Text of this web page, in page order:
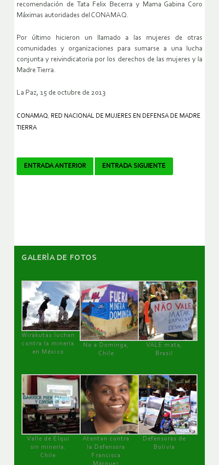
recomendación de Tata Felix Becerra y Mama Gabina Coro
Máximas autoridades del CONAMAQ.
Por último hicieron un llamado a las mujeres de otras
comunidades y organizaciones para sumarse a una lucha
conjunta y reivindicatoria por los derechos de las mujeres y la
Madre Tierra.
La Paz, 15 de octubre de 2013
CONAMAQ, RED NACIONAL DE MUJERES EN DEFENSA DE MADRE
TIERRA
Navegador
ENTRADA ANTERIOR ENTRADA SIGUIENTE
GALERÌA DE FOTOS
Wirakutas luchan
contra la minería
en México
No a Dominga,
Chile
VALE mata,
Brasil
Valle de Elqui
sin minería.
Chile
Atentan contra
la Defensora
Francisca
Márquez
Defensoras de
Bolivia